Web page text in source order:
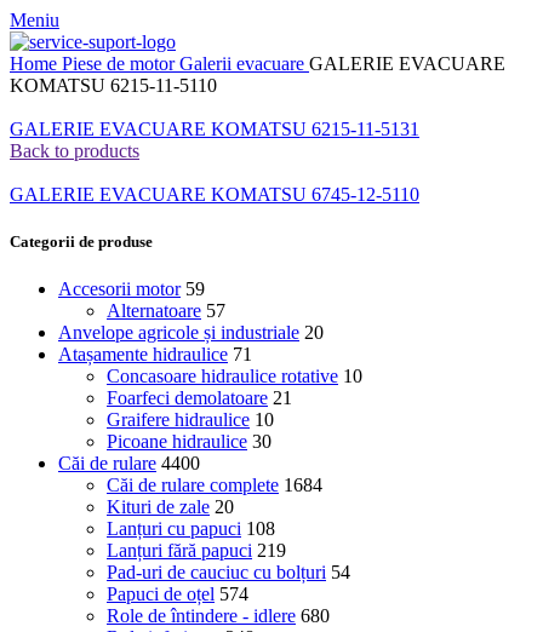
Meniu
Home Piese de motorGalerii evacuare GALERIE EVACUARE
KOMATSU 6215-11-5110
GALERIE EVACUARE KOMATSU 6215-11-5131
Back to products
GALERIE EVACUARE KOMATSU 6745-12-5110
Categorii de produse
Accesorii motor 59
Alternatoare 57
Anvelope agricole și industriale 20
Atașamente hidraulice 71
Concasoare hidraulice rotative 10
Foarfeci demolatoare 21
Graifere hidraulice 10
Picoane hidraulice 30
Căi de rulare 4400
Căi de rulare complete 1684
Kituri de zale 20
Lanțuri cu papuci 108
Lanțuri fără papuci 219
Pad-uri de cauciuc cu bolțuri 54
Papuci de oțel 574
Role de întindere - idlere 680